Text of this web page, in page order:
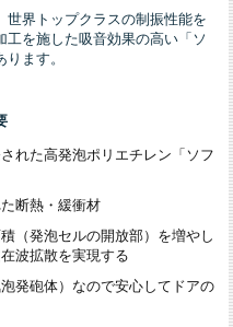
世界トップクラスの制振性能を
工を施した吸音効果の高い「ソ
ます。
れた高発泡ポリエチレン「ソフ
断熱・緩衝材
（発泡セルの開放部）を増やし
波拡散を実現する
発砲体）なので安心してドアの